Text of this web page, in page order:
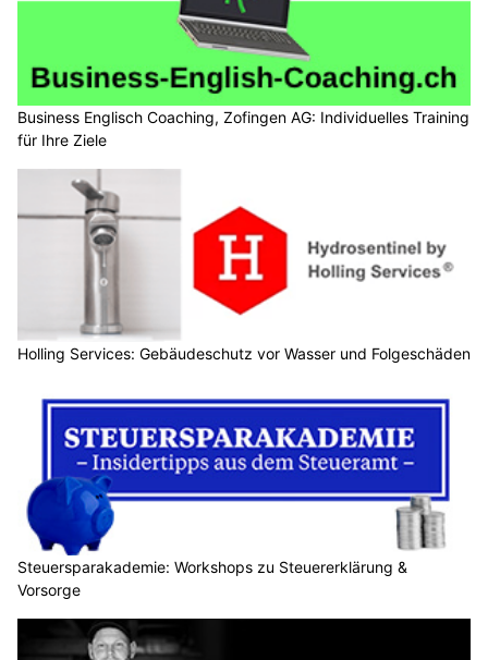
Business Englisch Coaching, Zofingen AG: Individuelles Training
für Ihre Ziele
Holling Services: Gebäudeschutz vor Wasser und Folgeschäden
Steuersparakademie: Workshops zu Steuererklärung &
Vorsorge